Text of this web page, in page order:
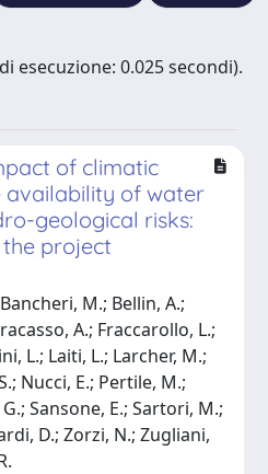
esecuzione: 0.025 secondi).
of climatic
availability of water
geological risks:
project
M.; Bellin, A.;
A.; Fraccarollo, L.;
L.; Laiti, L.; Larcher, M.;
Nucci, E.; Pertile, M.;
Sansone, E.; Sartori, M.;
D.; Zorzi, N.; Zugliani,